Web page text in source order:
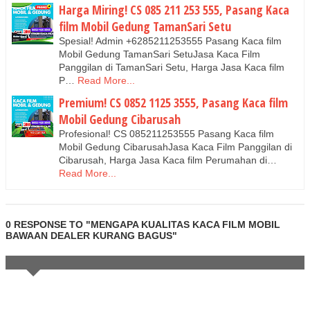
Harga Miring! CS 085 211 253 555, Pasang Kaca
film Mobil Gedung TamanSari Setu
Spesial! Admin +6285211253555 Pasang Kaca film
Mobil Gedung TamanSari SetuJasa Kaca Film
Panggilan di TamanSari Setu, Harga Jasa Kaca film
P…
Read More...
Premium! CS 0852 1125 3555, Pasang Kaca film
Mobil Gedung Cibarusah
Profesional! CS 085211253555 Pasang Kaca film
Mobil Gedung CibarusahJasa Kaca Film Panggilan di
Cibarusah, Harga Jasa Kaca film Perumahan di…
Read More...
0 RESPONSE TO "MENGAPA KUALITAS KACA FILM MOBIL
BAWAAN DEALER KURANG BAGUS"